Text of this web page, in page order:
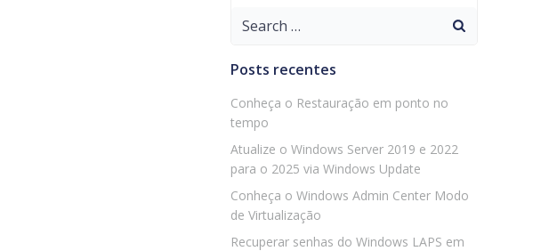
Search
Posts recentes
Conheça o Restauração em ponto no
tempo
Atualize o Windows Server 2019 e 2022
para o 2025 via Windows Update
Conheça o Windows Admin Center Modo
de Virtualização
Recuperar senhas do Windows LAPS em